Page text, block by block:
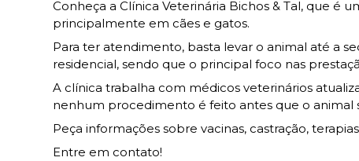
Conheça a Clínica Veterinária Bichos & Tal, que é
principalmente em cães e gatos.
Para ter atendimento, basta levar o animal até a
residencial, sendo que o principal foco nas
A clínica trabalha com médicos veterinários
nenhum procedimento é feito antes que o animal
Peça informações sobre vacinas, castração,
Entre em contato!